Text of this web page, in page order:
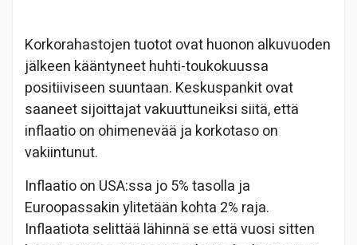
Korkorahastojen tuotot ovat huonon alkuvuoden
jälkeen kääntyneet huhti-toukokuussa
positiiviseen suuntaan. Keskuspankit ovat
saaneet sijoittajat vakuuttuneiksi siitä, että
inflaatio on ohimenevää ja korkotaso on
vakiintunut.
Inflaatio on USA:ssa jo 5% tasolla ja
Euroopassakin ylitetään kohta 2% raja.
Inflaatiota selittää lähinnä se että vuosi sitten